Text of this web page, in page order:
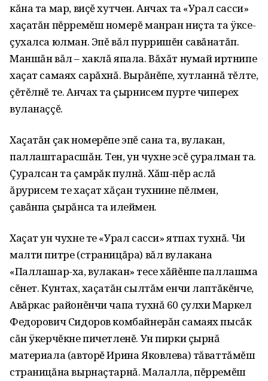
кăна та мар, виçĕ хутчен. Анчах та «Урал сасси»
хаçатăн пĕрремĕш номерĕ манран ниçта та ÿксе-
çухалса юлман. Эпĕ вăл пурришĕн савăнатăп.
Маншăн вăл – хаклă япала. Вăхăт нумай иртнипе
хаçат самаях сарăхнă. Вырăнĕпе, хутланнă тĕлте,
çĕтĕлнĕ те. Анчах та çырнисем пурте чиперех
вуланаççĕ.
Хаçатăн çак номерĕпе эпĕ сана та, вулакан,
паллаштарасшăн. Тен, ун чухне эсĕ çуралман та.
Çуралсан та çамрăк пулнă. Хăш-пĕр аслă
ăрурисем те хаçат хăçан тухнине пĕлмен,
çавăнпа çырăнса та илеймен.
Хаçат ун чухне те «Урал сасси» ятпах тухнă. Чи
малти питре (страницăра) вăл вулакана
«Паллашар-ха, вулакан» тесе хăйĕнпе паллашма
сĕнет. Кунтах, хаçатăн сылтăм енчи лаптăкĕнче,
Авăркас районĕнчи чапа тухнă 60 çулхи Маркел
Федорович Сидоров комбайнерăн самаях пысăк
сăн ÿкерчĕкне пичетленĕ. Ун пирки çырнă
материала (авторĕ Ирина Яковлева) тăваттăмĕш
страницăна вырнаçтарнă. Малалла, пĕрремĕш